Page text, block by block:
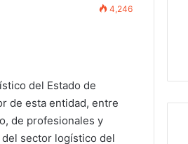
4,246
del Estado de
de esta entidad, entre
de profesionales y
sector logístico del